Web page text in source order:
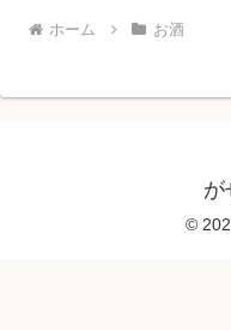
ホーム お酒
が
©